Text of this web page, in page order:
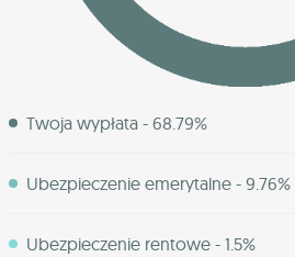
Twoja wypłata - 68.79%
Ubezpieczenie emerytalne - 9.76%
Ubezpieczenie rentowe - 1.5%